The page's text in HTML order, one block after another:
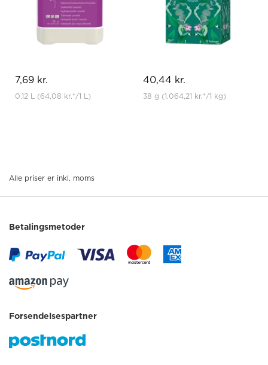
7,69 kr.
0.12 L (64,08 kr.*/1 L)
40,44 kr.
38 g (1.064,21 kr.*/1 kg)
Alle priser er inkl. moms
Betalingsmetoder
Forsendelsespartner